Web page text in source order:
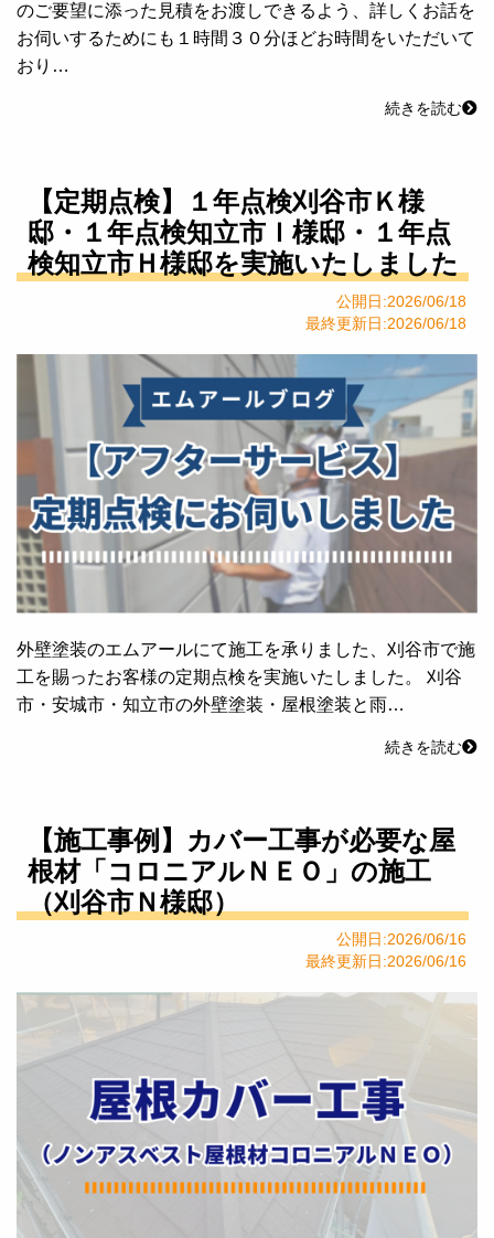
のご要望に添った見積をお渡しできるよう、詳しくお話を
お伺いするためにも１時間３０分ほどお時間をいただいて
おり…
続きを読む
【定期点検】１年点検刈谷市Ｋ様
邸・１年点検知立市Ｉ様邸・１年点
検知立市Ｈ様邸を実施いたしました
公開日:2026/06/18
最終更新日:2026/06/18
外壁塗装のエムアールにて施工を承りました、刈谷市で施
工を賜ったお客様の定期点検を実施いたしました。 刈谷
市・安城市・知立市の外壁塗装・屋根塗装と雨…
続きを読む
【施工事例】カバー工事が必要な屋
根材「コロニアルＮＥＯ」の施工
（刈谷市Ｎ様邸）
公開日:2026/06/16
最終更新日:2026/06/16